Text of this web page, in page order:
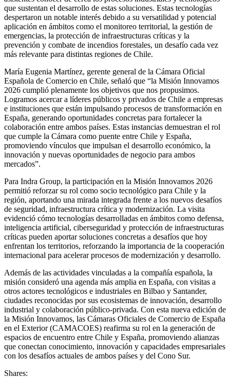
que sustentan el desarrollo de estas soluciones. Estas tecnologías
despertaron un notable interés debido a su versatilidad y potencial
aplicación en ámbitos como el monitoreo territorial, la gestión de
emergencias, la protección de infraestructuras críticas y la
prevención y combate de incendios forestales, un desafío cada vez
más relevante para distintas regiones de Chile.
María Eugenia Martínez, gerente general de la Cámara Oficial
Española de Comercio en Chile, señaló que “la Misión Innovamos
2026 cumplió plenamente los objetivos que nos propusimos.
Logramos acercar a líderes públicos y privados de Chile a empresas
e instituciones que están impulsando procesos de transformación en
España, generando oportunidades concretas para fortalecer la
colaboración entre ambos países. Estas instancias demuestran el rol
que cumple la Cámara como puente entre Chile y España,
promoviendo vínculos que impulsan el desarrollo económico, la
innovación y nuevas oportunidades de negocio para ambos
mercados”.
Para Indra Group, la participación en la Misión Innovamos 2026
permitió reforzar su rol como socio tecnológico para Chile y la
región, aportando una mirada integrada frente a los nuevos desafíos
de seguridad, infraestructura crítica y modernización. La visita
evidenció cómo tecnologías desarrolladas en ámbitos como defensa,
inteligencia artificial, ciberseguridad y protección de infraestructuras
críticas pueden aportar soluciones concretas a desafíos que hoy
enfrentan los territorios, reforzando la importancia de la cooperación
internacional para acelerar procesos de modernización y desarrollo.
Además de las actividades vinculadas a la compañía española, la
misión consideró una agenda más amplia en España, con visitas a
otros actores tecnológicos e industriales en Bilbao y Santander,
ciudades reconocidas por sus ecosistemas de innovación, desarrollo
industrial y colaboración público-privada. Con esta nueva edición de
la Misión Innovamos, las Cámaras Oficiales de Comercio de España
en el Exterior (CAMACOES) reafirma su rol en la generación de
espacios de encuentro entre Chile y España, promoviendo alianzas
que conectan conocimiento, innovación y capacidades empresariales
con los desafíos actuales de ambos países y del Cono Sur.
Shares: